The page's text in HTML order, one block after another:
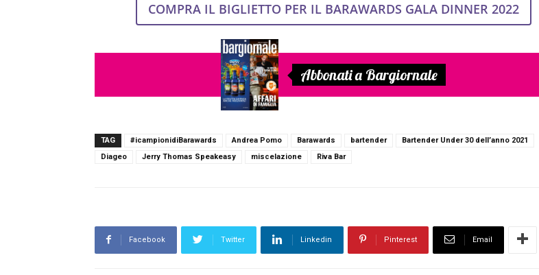
COMPRA IL BIGLIETTO PER IL BARAWARDS GALA DINNER 2022
Abbonati a Bargiornale
TAG #icampionidiBarawards Andrea Pomo Barawards bartender
Bartender Under 30 dell’anno 2021
Diageo
Jerry Thomas Speakeasy miscelazione Riva Bar
Facebook Twitter Linkedin Pinterest Email